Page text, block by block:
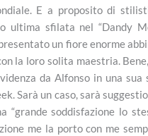
E a proposito di
ultima sfilata nel “Dandy
un fiore enorme
la loro solita maestria.
da Alfonso in una sua
Sarà un caso, sarà
“grande soddisfazione lo
me la porto con me